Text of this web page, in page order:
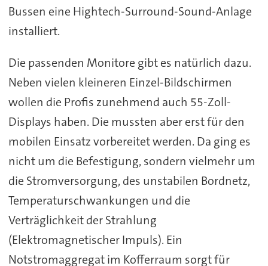
Bussen eine Hightech-Surround-Sound-Anlage
installiert.
Die passenden Monitore gibt es natürlich dazu.
Neben vielen kleineren Einzel-Bildschirmen
wollen die Profis zunehmend auch 55-Zoll-
Displays haben. Die mussten aber erst für den
mobilen Einsatz vorbereitet werden. Da ging es
nicht um die Befestigung, sondern vielmehr um
die Stromversorgung, des unstabilen Bordnetz,
Temperaturschwankungen und die
Verträglichkeit der Strahlung
(Elektromagnetischer Impuls). Ein
Notstromaggregat im Kofferraum sorgt für